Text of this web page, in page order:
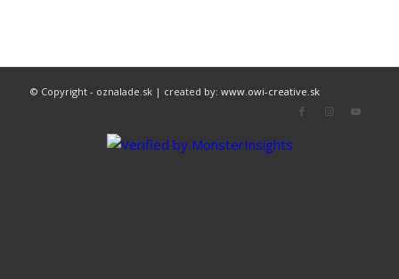
© Copyright - oznalade.sk | created by: www.owi-creative.sk